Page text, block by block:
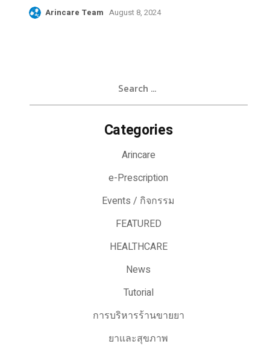
Arincare Team August 8, 2024
Categories
Arincare
e-Prescription
Events / กิจกรรม
FEATURED
HEALTHCARE
News
Tutorial
การบริหารร้านขายยา
ยาและสุขภาพ